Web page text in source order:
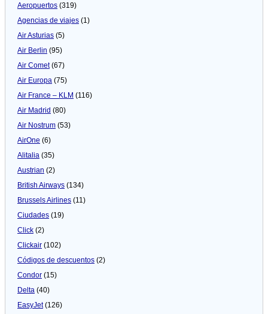
Aeropuertos (319)
Agencias de viajes (1)
Air Asturias (5)
Air Berlin (95)
Air Comet(67)
Air Europa (75)
Air France – KLM (116)
Air Madrid (80)
Air Nostrum (53)
AirOne (6)
Alitalia (35)
Austrian (2)
British Airways (134)
Brussels Airlines (11)
Ciudades (19)
Click (2)
Clickair (102)
Códigos de descuentos (2)
Condor (15)
Delta (40)
EasyJet(126)